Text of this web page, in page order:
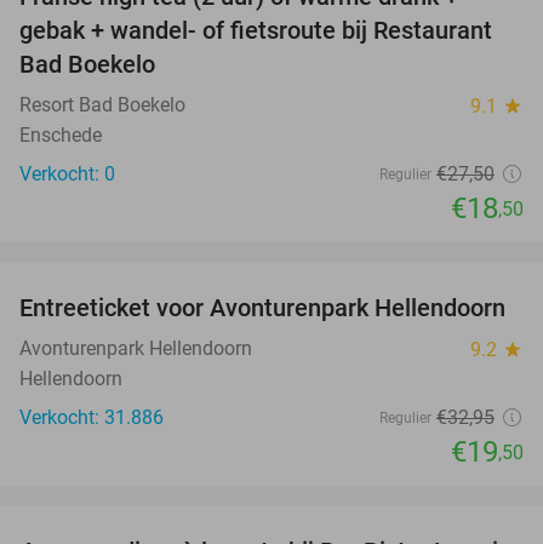
TODAY
gebak + wandel- of fietsroute bij Restaurant
Bad Boekelo
Resort Bad Boekelo 9.1 star
Enschede
Verkocht: 0
Regulier €27,50
€18,50
41%
Entreeticket voor Avonturenpark Hellendoorn
Avonturenpark Hellendoorn 9.2 star
Hellendoorn
Verkocht: 31.886
Regulier €32,95
€19,50